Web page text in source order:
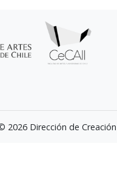
2026 Dirección de